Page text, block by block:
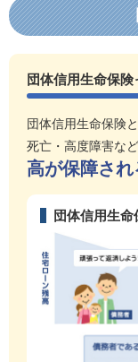
団体信用生命保険
団体信用生命保険と
死亡・高度障害な
高が保障され
団体信用生